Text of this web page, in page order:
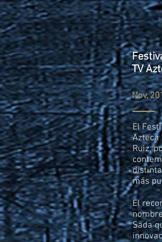
TV
Nov,
El
Azteca
Ruiz,
más
El
Sada